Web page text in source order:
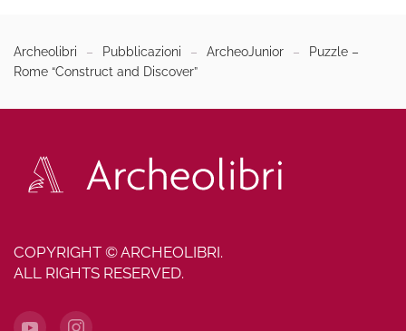
Archeolibri Pubblicazioni ArcheoJunior
Puzzle –
Rome “Construct and Discover”
COPYRIGHT © ARCHEOLIBRI.
ALL RIGHTS RESERVED.